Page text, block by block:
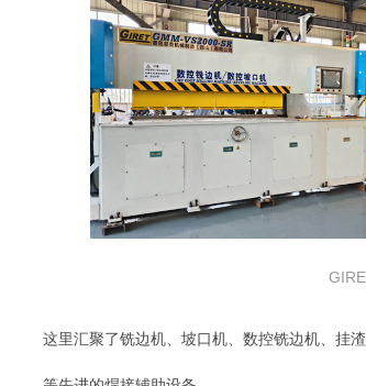
这里汇聚了铣边机、坡口机、数控铣边机、挂